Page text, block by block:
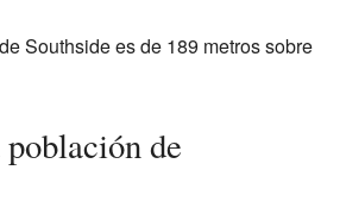
Southside es de 189 metros sobre
de